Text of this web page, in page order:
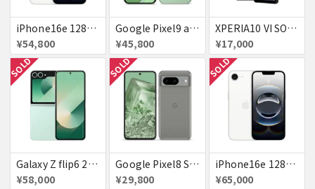
iPhone16e 128GB ホワイト 送料無料
¥54,800
Google Pixel9 au Wintergreen 128GB / 12GB 送料無料
¥45,800
XPERIA10 VI SOG14 au 送料無料
¥17,000
SOLD
Galaxy Z flip6 256GB ミント au 送料無料
¥58,000
SOLD
Google Pixel8 SoftBank SIMフリー 送料無料
¥29,800
SOLD
iPhone16e 128GB ホワイト Softbank 新品 送料無料
¥65,000